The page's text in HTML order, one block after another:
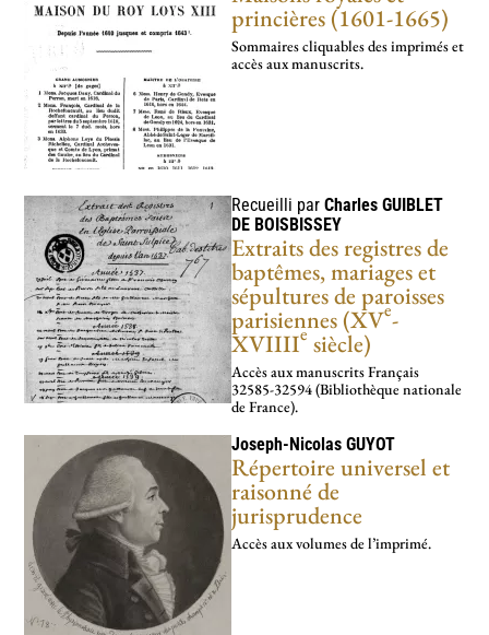
princières (1601-1665)
Sommaires cliquables des imprimés et
accès aux manuscrits.
Recueilli parCharlesGUIBLET
DE BOISBISSEY
Extraits des registres de
baptêmes, mariages et
sépultures de paroisses
parisiennes (XVe-
XVIIIIe siècle)
Accès aux manus­crits Français
32585-32594 (Bibliothèque nationale
de France).
Joseph-NicolasGUYOT
Répertoire universel et
raisonné de
jurisprudence
Accès aux volumes de l’imprimé.